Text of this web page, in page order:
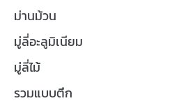
ม่านม้วน
มู่ลี่อะลูมิเนียม
มู่ลี่ไม้
รวมแบบตึก